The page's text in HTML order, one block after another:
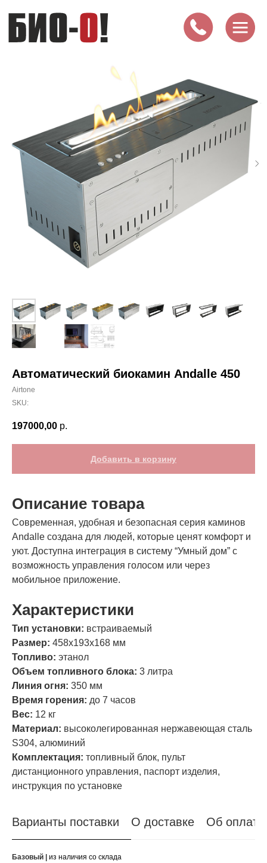
Автоматический биокамин Andalle 450
Airtone
SKU:
197000,00 р.
Добавить в корзину
Описание товара
Современная, удобная и безопасная серия каминов
Andalle создана для людей, которые ценят комфорт и
уют. Доступна интеграция в систему “Умный дом” с
возможность управления голосом или через
мобильное приложение.
Характеристики
Тип установки: встраиваемый
Размер: 458х193х168 мм
Топливо: этанол
Объем топливного блока: 3 литра
Линия огня: 350 мм
Время горения: до 7 часов
Вес: 12 кг
Материал: высоколегированная нержавеющая сталь
S304, алюминий
Комплектация: топливный блок, пульт
дистанционного управления, паспорт изделия,
инструкция по установке
Варианты поставки О доставке Об оплате
Базовый | из наличия со склада